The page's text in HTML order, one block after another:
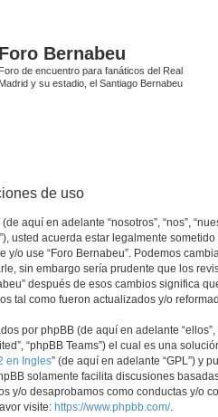
Foro Bernabeu
Foro de encuentro para fanáticos del Real
Madrid y su estadio, el Santiago Bernabeu
de uso
aquí en adelante “nosotros”, “nos”,
usted acuerda estar legalmente
y/o use “Foro Bernabeu”. Podemos
sin embargo sería prudente que los
después de esos cambios significa
tal como fueron actualizados y/o
por phpBB (de aquí en adelante “ellos”,
“phpBB Teams”) el cual es una
en Ingles” (de aquí en adelante “GPL”) y
solamente facilita discusiones
y/o desaprobamos como conductas y/o
visite: https://www.phpbb.com/.